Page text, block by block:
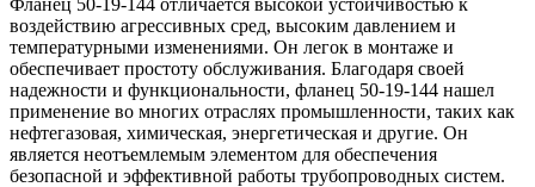
воздействию агрессивных сред, высоким давлением и
температурными изменениями. Он легок в монтаже и
обеспечивает простоту обслуживания. Благодаря своей
надежности и функциональности, фланец 50-19-144 нашел
применение во многих отраслях промышленности, таких как
нефтегазовая, химическая, энергетическая и другие. Он
является неотъемлемым элементом для обеспечения
безопасной и эффективной работы трубопроводных систем.